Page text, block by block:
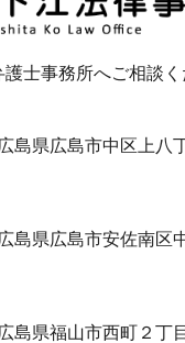
士事務所へご相談く
島県広島市中区上八
島県広島市安佐南区
島県福山市西町２丁